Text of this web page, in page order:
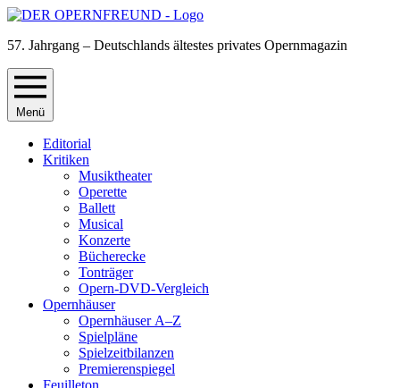
57. Jahrgang – Deutschlands ältestes privates Opernmagazin
Menü
Editorial
Kritiken
Musiktheater
Operette
Ballett
Musical
Konzerte
Bücherecke
Tonträger
Opern-DVD-Vergleich
Opernhäuser
Opernhäuser A–Z
Spielpläne
Spielzeitbilanzen
Premierenspiegel
Feuilleton